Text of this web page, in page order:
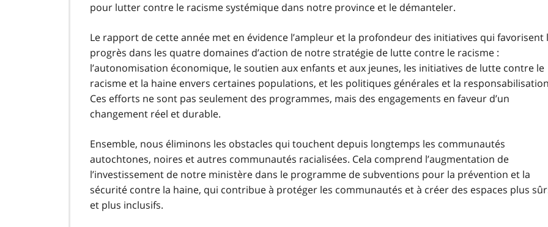
pour lutter contre le racisme systémique dans notre province et le démanteler.
Le rapport de cette année met en évidence l’ampleur et la profondeur des initiatives qui favorisent
progrès dans les quatre domaines d’action de notre stratégie de lutte contre le racisme :
l’autonomisation économique, le soutien aux enfants et aux jeunes, les initiatives de lutte contre le
racisme et la haine envers certaines populations, et les politiques générales et la
Ces efforts ne sont pas seulement des programmes, mais des engagements en faveur d’un
changement réel et durable.
Ensemble, nous éliminons les obstacles qui touchent depuis longtemps les communautés
autochtones, noires et autres communautés racialisées. Cela comprend l’augmentation de
l’investissement de notre ministère dans le programme de subventions pour la prévention et la
sécurité contre la haine, qui contribue à protéger les communautés et à créer des espaces plus
et plus inclusifs.